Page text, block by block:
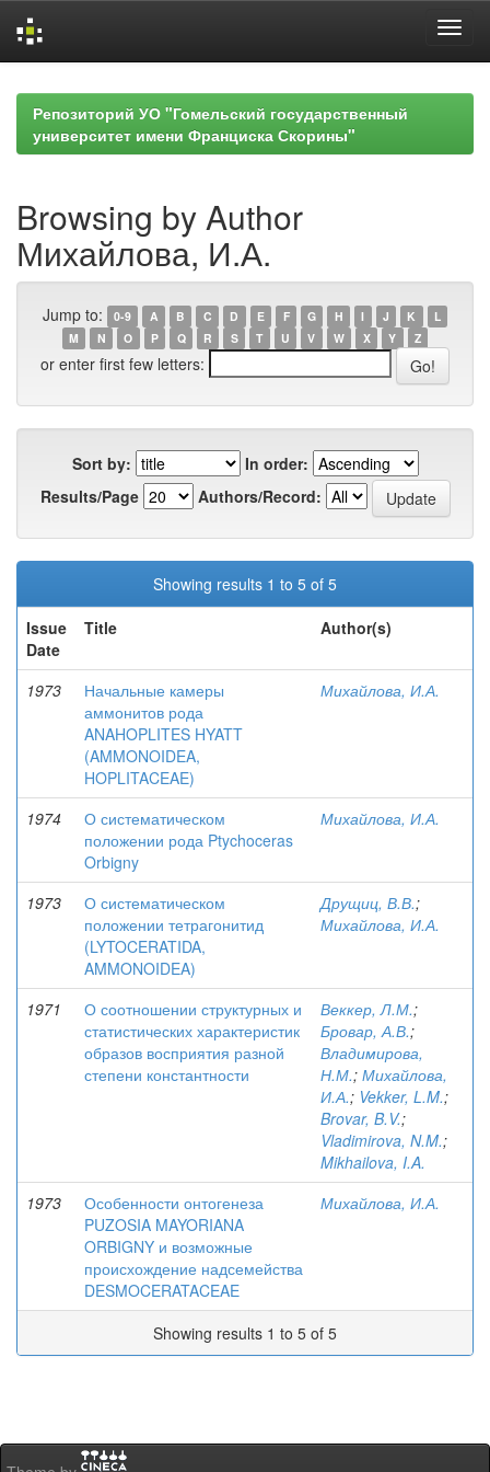
navigationРепозиторий УО "Гомельский государственный
университет имени Франциска Скорины"
Browsing by Author
Михайлова, И.А.
Jump to: 0-9 A B C D E F G H I J K
L
M
N O P Q R S T U V W X Y Z
or enter first few letters:
Sort by:
In order:
Results/Page
Authors/Record:
Showing results 1 to 5 of 5
Issue
Date
Title Author(s)
1973
Начальные камеры
аммонитов рода
ANAHOPLITES HYATT
(AMMONOIDEA,
HOPLITACEAE)
Михайлова, И.А.
1974
О систематическом
положении рода Ptychoceras
Orbigny
Михайлова, И.А.
1973
О систематическом
положении тетрагонитид
(LYTOCERATIDA,
AMMONOIDEA)
Друщиц, В.В.;
Михайлова, И.А.
1971
О соотношении структурных и
статистических характеристик
образов восприятия разной
степени константности
Веккер, Л.М.;
Бровар, А.В.;
Владимирова,
Н.М.; Михайлова,
И.А.; Vekker, L.M.;
Brovar, B.V.;
Vladimirova, N.M.;
Mikhailova, I.A.
1973
Особенности онтогенеза
PUZOSIA MAYORIANA
ORBIGNY и возможные
происхождение надсемейства
DESMOCERATACEAE
Михайлова, И.А.
Showing results 1 to 5 of 5